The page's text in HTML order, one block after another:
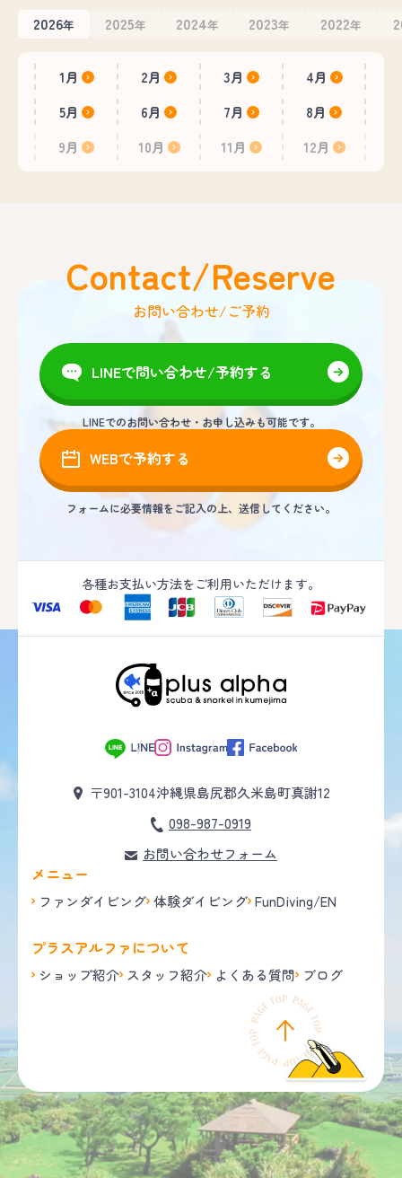
2026年 2025年 2024年 2023年 2022年
1月 2月 3月
4月
5月
6月 7月
8月
9月
10月 11月 12月
Contact/Reserve
お問い合わせ/ご予約
LINEで問い合わせ/予約する
LINEでのお問い合わせ・お申し込みも可能です。
WEBで予約する
フォームに必要情報をご記入の上、送信してください。
各種お支払い方法をご利用いただけます。
〒901-3104沖縄県島尻郡久米島町真謝12
098-987-0919
お問い合わせフォーム
メニュー
ファンダイビング 体験ダイビング FunDiving/EN
プラスアルファについて
ショップ紹介 スタッフ紹介 よくある質問 ブログ